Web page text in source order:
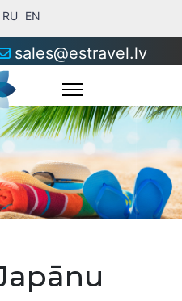
RU EN
sales@estravel.lv